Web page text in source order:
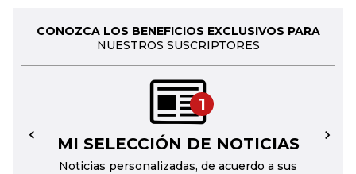
CONOZCA LOS BENEFICIOS EXCLUSIVOS PARA
NUESTROS SUSCRIPTORES
1
MI SELECCIÓN DE NOTICIAS
Noticias personalizadas, de acuerdo a sus
← →